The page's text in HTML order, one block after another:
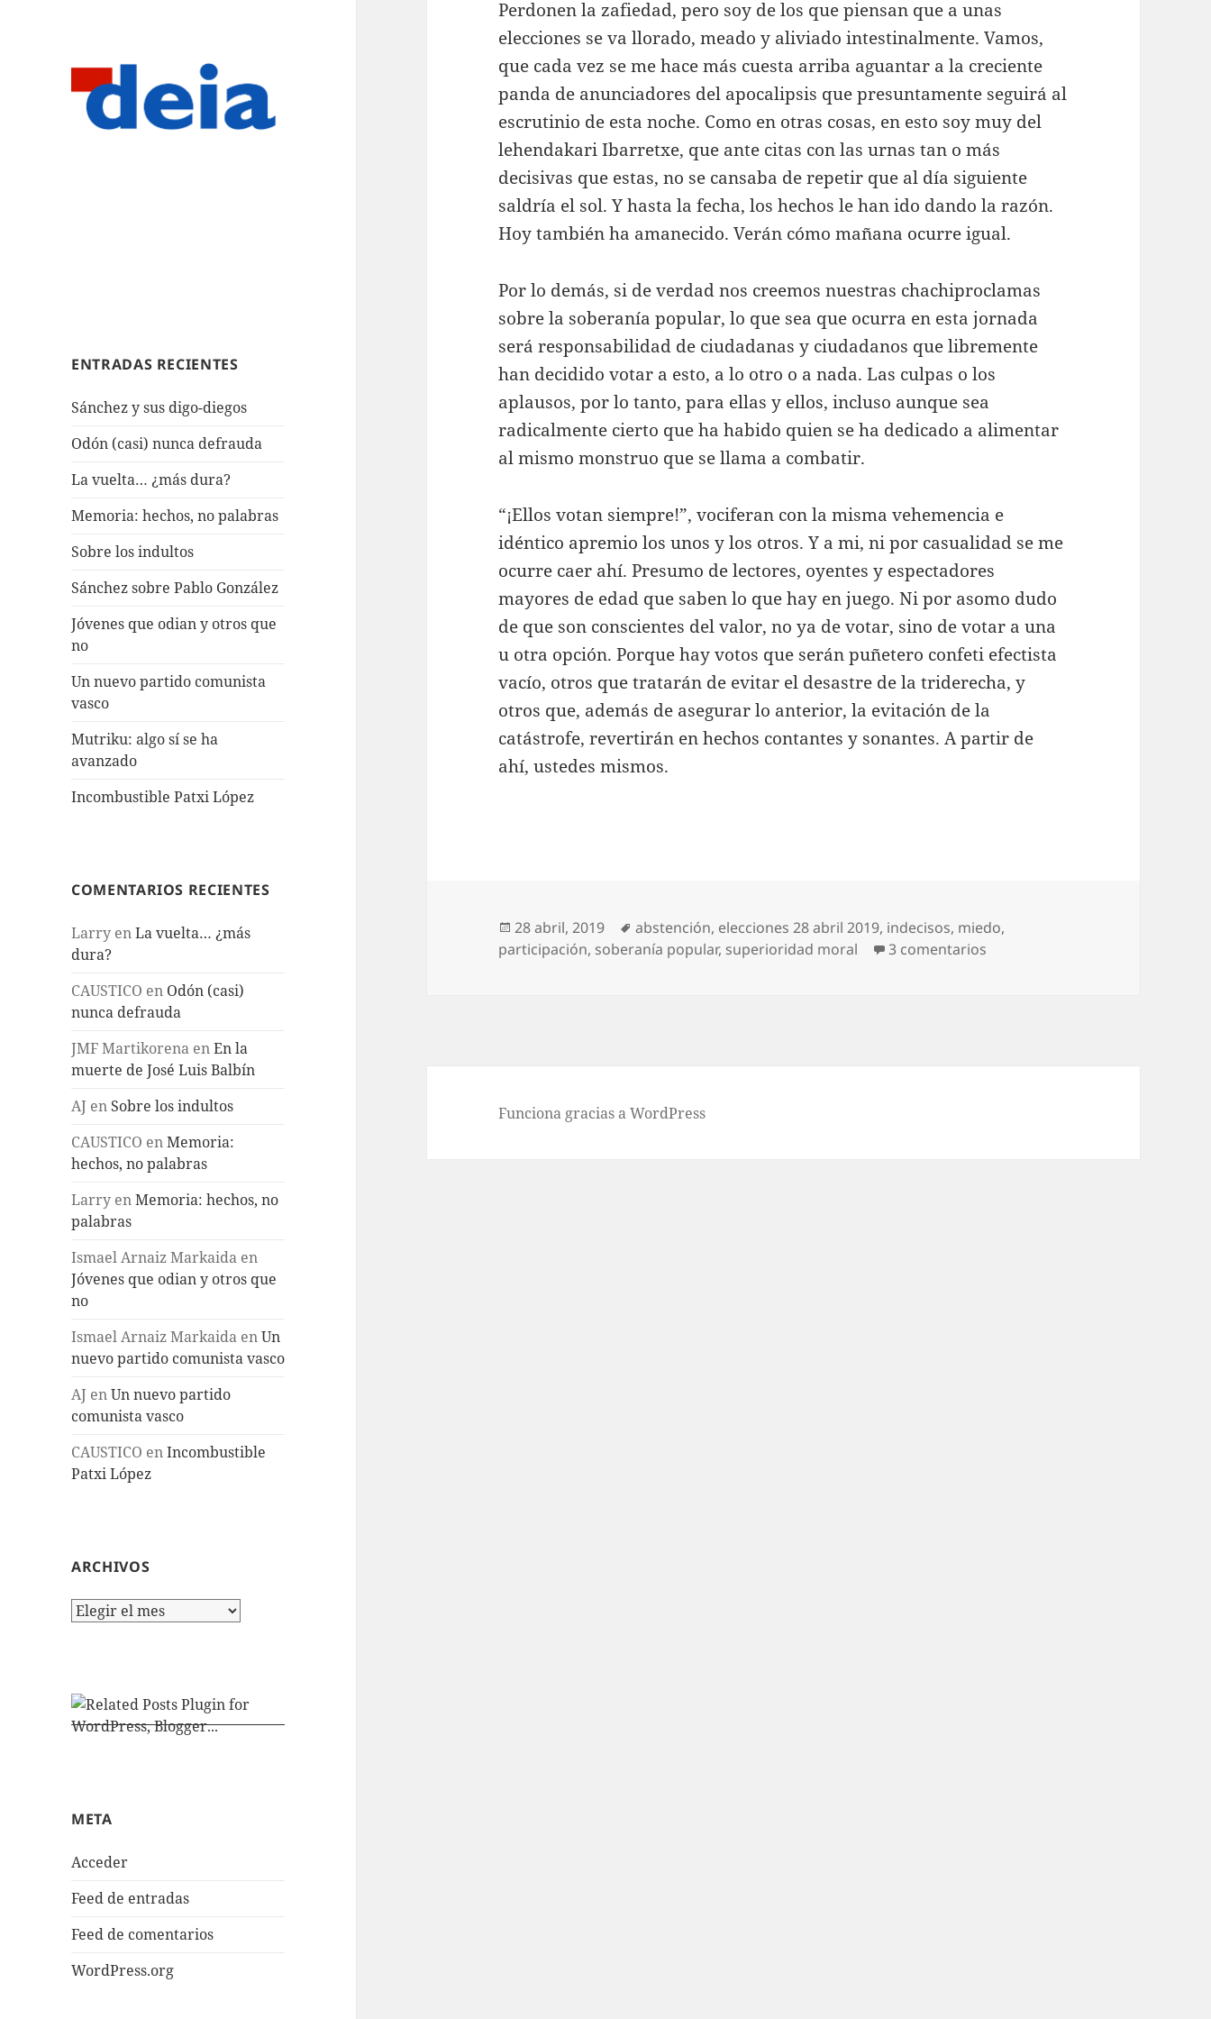
ENTRADAS RECIENTES
Sánchez y sus digo-diegos
Odón (casi) nunca defrauda
La vuelta… ¿más dura?
Memoria: hechos, no palabras
Sobre los indultos
Sánchez sobre Pablo González
Jóvenes que odian y otros que
no
Un nuevo partido comunista
vasco
Mutriku: algo sí se ha
avanzado
Incombustible Patxi López
COMENTARIOS RECIENTES
Larry enLa vuelta… ¿más
dura?
CAUSTICO en Odón (casi)
nunca defrauda
JMF Martikorena enEn la
muerte de José Luis Balbín
AJ en Sobre los indultos
CAUSTICO enMemoria:
hechos, no palabras
Larry enMemoria: hechos, no
palabras
Ismael Arnaiz Markaida en
Jóvenes que odian y otros que
no
Ismael Arnaiz Markaida enUn
nuevo partido comunista vasco
AJ enUn nuevo partido
comunista vasco
CAUSTICO enIncombustible
Patxi López
ARCHIVOS
Archivos
META
Acceder
Feed de entradas
Feed de comentarios
WordPress.org
Perdonen la zafiedad, pero soy de los que piensan que a unas
elecciones se va llorado, meado y aliviado intestinalmente. Vamos,
que cada vez se me hace más cuesta arriba aguantar a la creciente
panda de anunciadores del apocalipsis que presuntamente seguirá al
escrutinio de esta noche. Como en otras cosas, en esto soy muy del
lehendakari Ibarretxe, que ante citas con las urnas tan o más
decisivas que estas, no se cansaba de repetir que al día siguiente
saldría el sol. Y hasta la fecha, los hechos le han ido dando la razón.
Hoy también ha amanecido. Verán cómo mañana ocurre igual.
Por lo demás, si de verdad nos creemos nuestras chachiproclamas
sobre la soberanía popular, lo que sea que ocurra en esta jornada
será responsabilidad de ciudadanas y ciudadanos que libremente
han decidido votar a esto, a lo otro o a nada. Las culpas o los
aplausos, por lo tanto, para ellas y ellos, incluso aunque sea
radicalmente cierto que ha habido quien se ha dedicado a alimentar
al mismo monstruo que se llama a combatir.
“¡Ellos votan siempre!”, vociferan con la misma vehemencia e
idéntico apremio los unos y los otros. Y a mi, ni por casualidad se me
ocurre caer ahí. Presumo de lectores, oyentes y espectadores
mayores de edad que saben lo que hay en juego. Ni por asomo dudo
de que son conscientes del valor, no ya de votar, sino de votar a una
u otra opción. Porque hay votos que serán puñetero confeti efectista
vacío, otros que tratarán de evitar el desastre de la triderecha, y
otros que, además de asegurar lo anterior, la evitación de la
catástrofe, revertirán en hechos contantes y sonantes. A partir de
ahí, ustedes mismos.
Publicado
el
28 abril, 2019 Etiquetas
abstención, elecciones 28 abril 2019, indecisos, miedo,
participación, soberanía popular, superioridad moral 3 comentarios
Funciona gracias a WordPress